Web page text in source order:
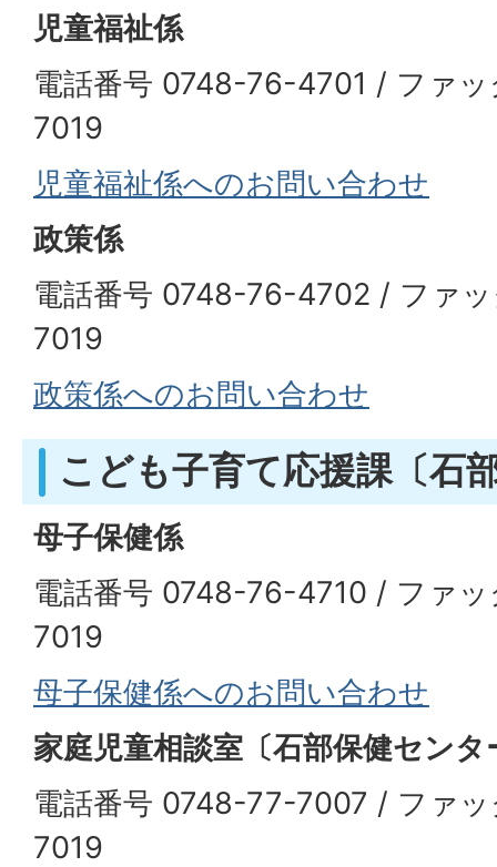
児童福祉係
電話番号 0748-76-4701 / ファ
7019
児童福祉係へのお問い合わせ
政策係
電話番号 0748-76-4702 / ファ
7019
政策係へのお問い合わせ
こども子育て応援課〔石
母子保健係
電話番号 0748-76-4710 / ファ
7019
母子保健係へのお問い合わせ
家庭児童相談室〔石部保健センタ
電話番号 0748-77-7007 / ファ
7019